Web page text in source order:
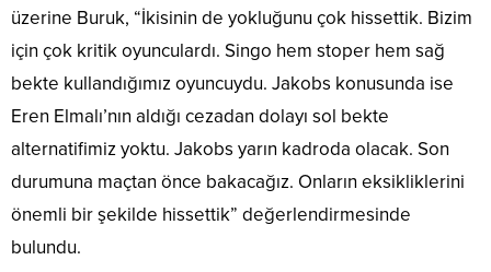
üzerine Buruk, “İkisinin de yokluğunu çok hissettik. Bizim
için çok kritik oyunculardı. Singo hem stoper hem sağ
bekte kullandığımız oyuncuydu. Jakobs konusunda ise
Eren Elmalı’nın aldığı cezadan dolayı sol bekte
alternatifimiz yoktu. Jakobs yarın kadroda olacak. Son
durumuna maçtan önce bakacağız. Onların eksikliklerini
önemli bir şekilde hissettik” değerlendirmesinde
bulundu.